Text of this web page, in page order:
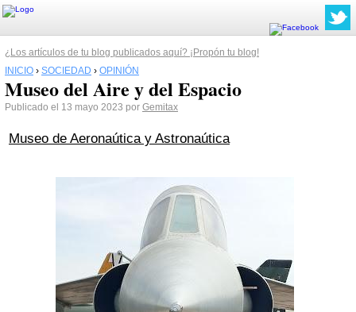
¿Los artículos de tu blog publicados aquí? ¡Propón tu blog!
INICIO › SOCIEDAD › OPINIÓN
Museo del Aire y del Espacio
Publicado el 13 mayo 2023 por Gemitax
Museo de Aeronaútica y Astronaútica